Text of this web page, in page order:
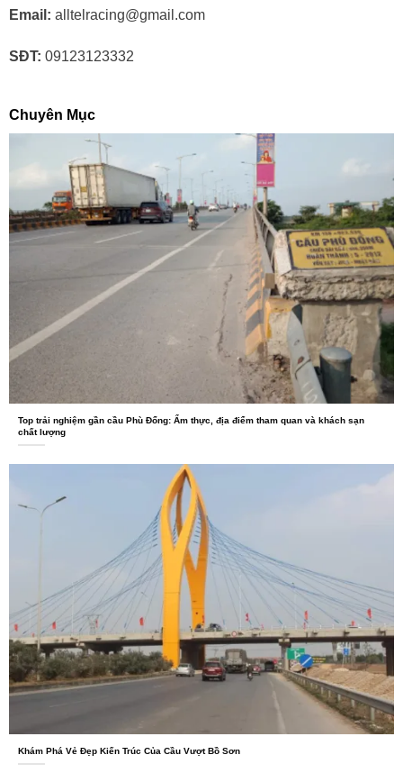
Email: alltelracing@gmail.com
SĐT: 09123123332
Chuyên Mục
Top trải nghiệm gần cầu Phù Đổng: Ẩm thực, địa điểm tham quan và khách sạn
chất lượng
Khám Phá Vẻ Đẹp Kiến Trúc Của Cầu Vượt Bồ Sơn